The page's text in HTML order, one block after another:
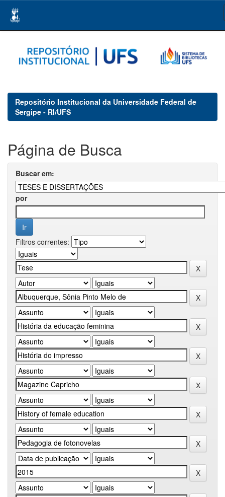
navigation
Repositório Institucional da Universidade Federal de
Sergipe - RI/UFS
Página de Busca
Buscar em:
por
Filtros correntes: